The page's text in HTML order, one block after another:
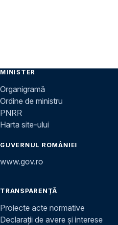
MINISTER
Organigramă
Ordine de ministru
PNRR
Harta site-ului
GUVERNUL ROMÂNIEI
www.gov.ro
TRANSPARENȚĂ
Proiecte acte normative
Declarații de avere și interese